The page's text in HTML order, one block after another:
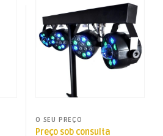
O SEU PREÇO
Preço sob consulta